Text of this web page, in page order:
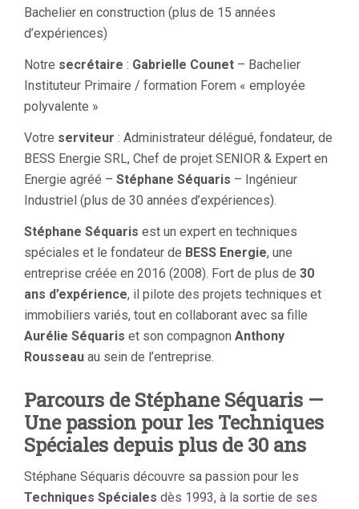
Bachelier en construction (plus de 15 années
d’expériences)
Notre secrétaire : Gabrielle Counet – Bachelier
Instituteur Primaire / formation Forem « employée
polyvalente »
Votre serviteur : Administrateur délégué, fondateur, de
BESS Energie SRL, Chef de projet SENIOR & Expert en
Energie agréé – Stéphane Séquaris – Ingénieur
Industriel (plus de 30 années d’expériences).
Stéphane Séquaris est un expert en techniques
spéciales et le fondateur de BESS Energie, une
entreprise créée en 2016 (2008). Fort de plus de 30
ans d’expérience, il pilote des projets techniques et
immobiliers variés, tout en collaborant avec sa fille
Aurélie Séquaris et son compagnon Anthony
Rousseau au sein de l’entreprise.
Parcours de Stéphane Séquaris —
Une passion pour les Techniques
Spéciales depuis plus de 30 ans
Stéphane Séquaris découvre sa passion pour les
Techniques Spéciales dès 1993, à la sortie de ses